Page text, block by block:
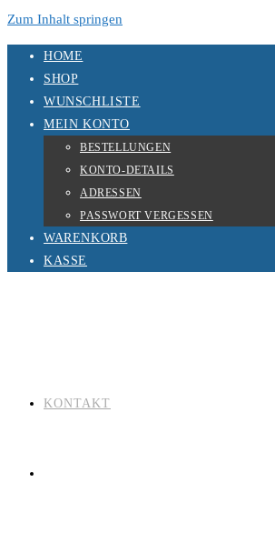
Zum Inhalt springen
HOME
SHOP
WUNSCHLISTE
MEIN KONTO
BESTELLUNGEN
KONTO-DETAILS
ADRESSEN
PASSWORT VERGESSEN
WARENKORB
KASSE
KONTAKT